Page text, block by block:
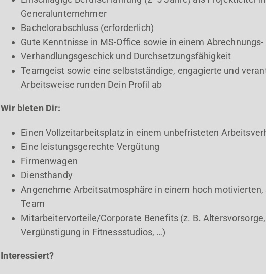
Generalunternehmer
Bachelorabschluss (erforderlich)
Gute Kenntnisse in MS-Office sowie in einem
Verhandlungsgeschick und Durchsetzungsfähigkeit
Teamgeist sowie eine selbstständige, engagierte und
Arbeitsweise runden Dein Profil ab
Wir bieten Dir:
Einen Vollzeitarbeitsplatz in einem unbefristeten
Eine leistungsgerechte Vergütung
Firmenwagen
Diensthandy
Angenehme Arbeitsatmosphäre in einem hoch
Team
Mitarbeitervorteile/Corporate Benefits (z. B.
Vergünstigung in Fitnessstudios, …)
Interessiert?